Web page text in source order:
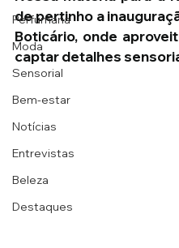
Perfumaria
Moda
Sensorial
Bem-estar
Notícias
Entrevistas
Beleza
Destaques
de pertinho a
Boticário, onde
captar detalhes